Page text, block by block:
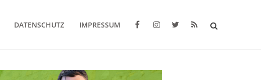
DATENSCHUTZ IMPRESSUM